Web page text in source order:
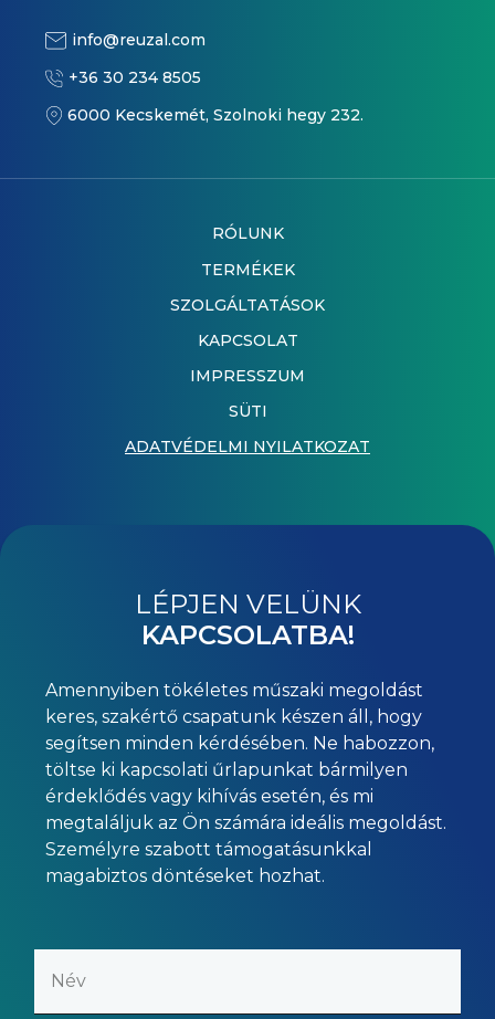
info@reuzal.com
+36 30 234 8505
6000 Kecskemét, Szolnoki hegy 232.
RÓLUNK
TERMÉKEK
SZOLGÁLTATÁSOK
KAPCSOLAT
IMPRESSZUM
SÜTI
ADATVÉDELMI NYILATKOZAT
LÉPJEN VELÜNK
KAPCSOLATBA!
Amennyiben tökéletes műszaki megoldást
keres, szakértő csapatunk készen áll, hogy
segítsen minden kérdésében. Ne habozzon,
töltse ki kapcsolati űrlapunkat bármilyen
érdeklődés vagy kihívás esetén, és mi
megtaláljuk az Ön számára ideális megoldást.
Személyre szabott támogatásunkkal
magabiztos döntéseket hozhat.